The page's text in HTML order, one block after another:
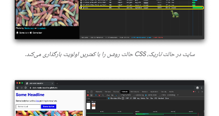
سایت در حالت تاریک، CSS حالت روشن را با کمترین اولویت بارگذاری می‌کند.